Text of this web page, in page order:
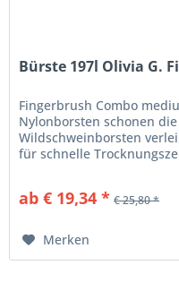
Bürste 197l Olivia G.
Fingerbrush Combo
Nylonborsten schonen
Wildschweinborsten
für schnelle
ab € 19,34 * € 25,80 *
Merken